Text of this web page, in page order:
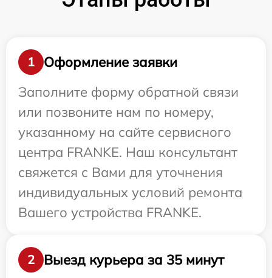
1
Оформление заявки
Заполните форму обратной связи
или позвоните нам по номеру,
указанному на сайте сервисного
центра FRANKE. Наш консультант
свяжется с Вами для уточнения
индивидуальных условий ремонта
Вашего устройства FRANKE.
2
Выезд курьера за 35 минут